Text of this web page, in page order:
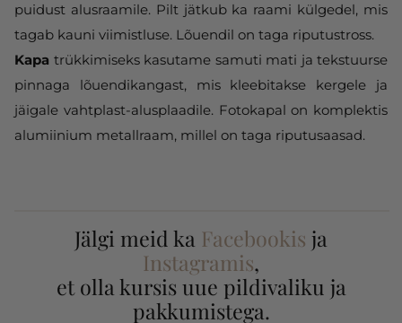
puidust alusraamile. Pilt jätkub ka raami külgedel, mis
tagab kauni viimistluse. Lõuendil on taga riputustross.
Kapa trükkimiseks kasutame samuti mati ja tekstuurse
pinnaga lõuendikangast, mis kleebitakse kergele ja
jäigale vahtplast-alusplaadile. Fotokapal on komplektis
alumiinium metallraam, millel on taga riputusaasad.
Jälgi meid ka Facebookis ja
Instagramis,
et olla kursis uue pildivaliku ja
pakkumistega.